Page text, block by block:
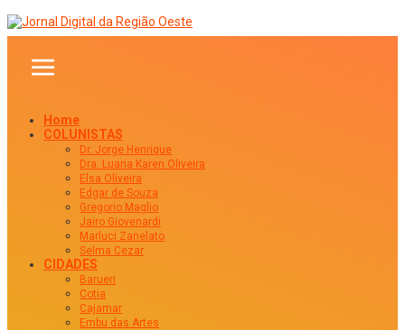
Home
COLUNISTAS
Dr. Jorge Henrique
Dra. Luana Karen Oliveira
Elsa Oliveira
Edgar de Souza
Gregorio Maglio
Jairo Giovenardi
Marluci Zanelato
Selma Cezar
CIDADES
Barueri
Cotia
Cajamar
Embu das Artes